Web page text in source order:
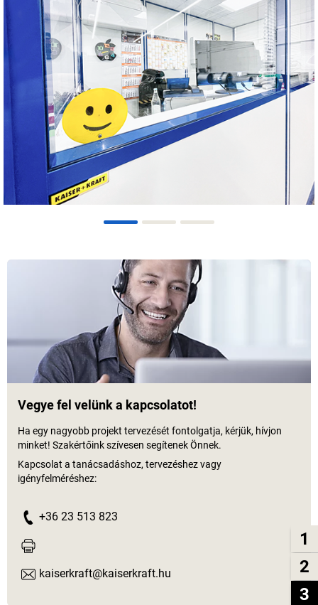
1
2
3
1 2 3
Vegye fel velünk a kapcsolatot!
Ha egy nagyobb projekt tervezését fontolgatja, kérjük, hívjon
minket! Szakértőink szívesen segítenek Önnek.
Kapcsolat a tanácsadáshoz, tervezéshez vagy
igényfelméréshez:
+36 23 513 823
kaiserkraft@kaiserkraft.hu